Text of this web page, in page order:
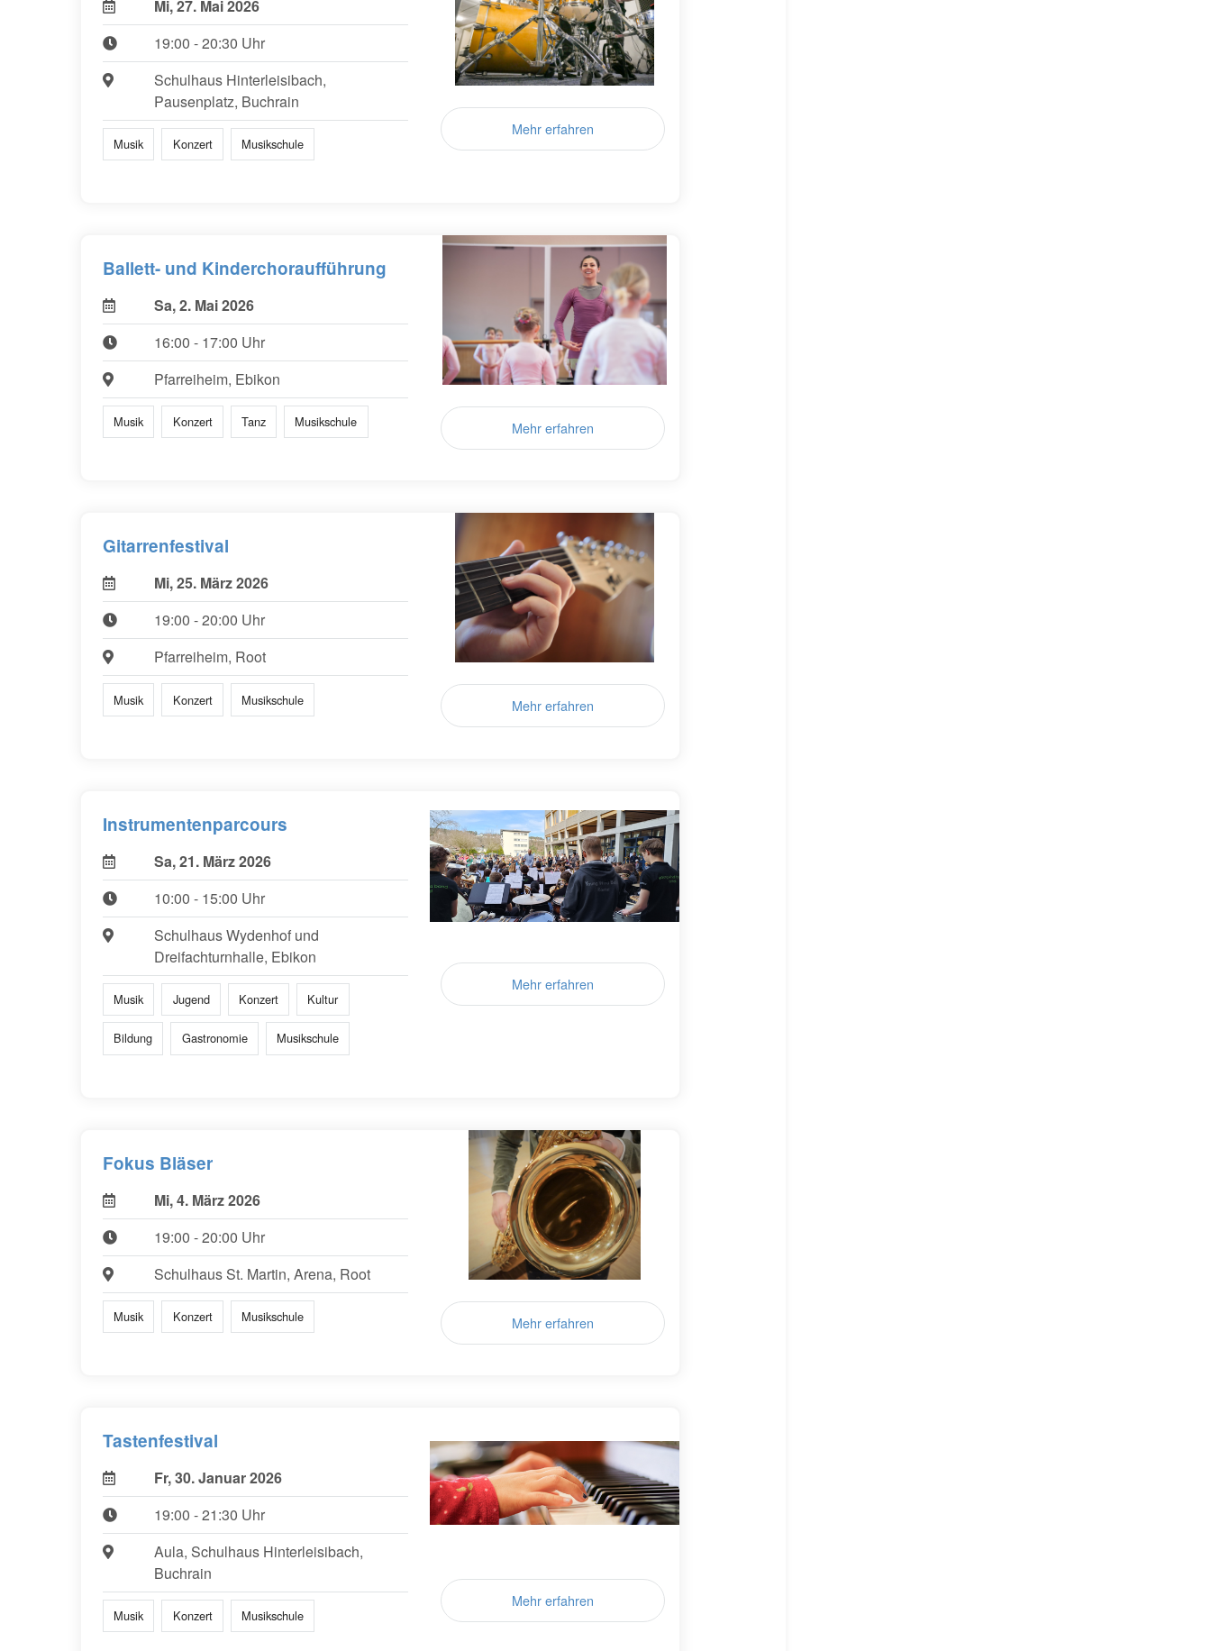
Mi, 27. Mai 2026
19:00 - 20:30 Uhr
Schulhaus Hinterleisibach,
Pausenplatz, Buchrain
Musik Konzert Musikschule
Mehr erfahren
Ballett- und Kinderchoraufführung
Sa, 2. Mai 2026
16:00 - 17:00 Uhr
Pfarreiheim, Ebikon
Musik Konzert Tanz Musikschule Mehr erfahren
Gitarrenfestival
Mi, 25. März 2026
19:00 - 20:00 Uhr
Pfarreiheim, Root
Musik Konzert Musikschule Mehr erfahren
Instrumentenparcours
Sa, 21. März 2026
10:00 - 15:00 Uhr
Schulhaus Wydenhof und
Dreifachturnhalle, Ebikon
Musik Jugend Konzert Kultur
Bildung Gastronomie Musikschule
Mehr erfahren
Fokus Bläser
Mi, 4. März 2026
19:00 - 20:00 Uhr
Schulhaus St. Martin, Arena, Root
Musik Konzert Musikschule Mehr erfahren
Tastenfestival
Fr, 30. Januar 2026
19:00 - 21:30 Uhr
Aula, Schulhaus Hinterleisibach,
Buchrain
Musik Konzert Musikschule
Mehr erfahren